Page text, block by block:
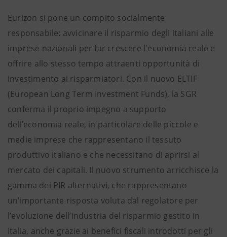
Eurizon si pone un compito socialmente
responsabile: avvicinare il risparmio degli italiani alle
imprese nazionali per far crescere l'economia reale e
offrire allo stesso tempo attraenti opportunità di
investimento ai risparmiatori. Con il nuovo ELTIF
(European Long Term Investment Funds), la SGR
conferma il proprio impegno a supporto
dell’economia reale, in particolare delle piccole e
medie imprese che rappresentano il tessuto
produttivo italiano e che necessitano di aprirsi al
mercato dei capitali. Il nuovo strumento arricchisce la
gamma dei PIR alternativi, che rappresentano
un’importante risposta voluta dal regolatore per
l’evoluzione dell’industria del risparmio gestito in
Italia, anche grazie ai benefici fiscali introdotti per gli